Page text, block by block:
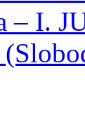
– I.